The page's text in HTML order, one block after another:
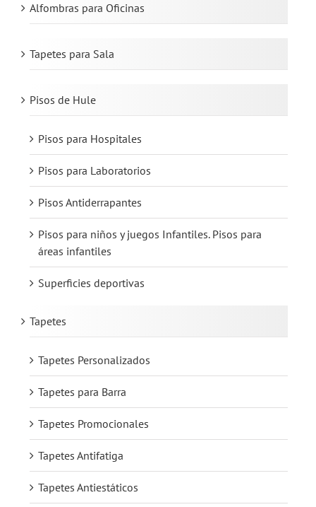
Alfombras para Oficinas
Tapetes para Sala
Pisos de Hule
Pisos para Hospitales
Pisos para Laboratorios
Pisos Antiderrapantes
Pisos para niños y juegos Infantiles. Pisos para
áreas infantiles
Superficies deportivas
Tapetes
Tapetes Personalizados
Tapetes para Barra
Tapetes Promocionales
Tapetes Antifatiga
Tapetes Antiestáticos